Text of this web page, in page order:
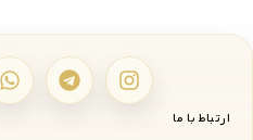
ارتباط با ما